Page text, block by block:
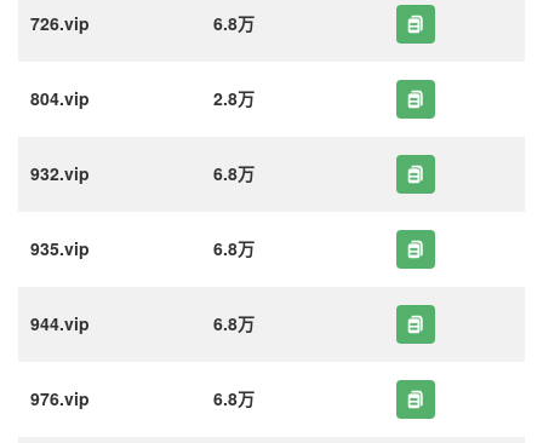
726.vip 6.8万
804.vip 2.8万
932.vip 6.8万
935.vip 6.8万
944.vip 6.8万
976.vip 6.8万